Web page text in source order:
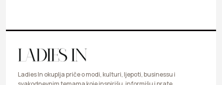
Ladies In okuplja priče o modi, kulturi, ljepoti, businessu i